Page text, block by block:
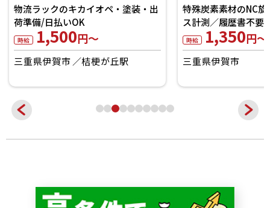
物流ラックのキカイオペ・塗装・出
荷準備/日払いOK
時給 1,500円～
三重県伊賀市 桔梗が丘駅
特殊炭素素材のNC
ス計測／履歴書不要
時給 1,350円～
三重県伊賀市